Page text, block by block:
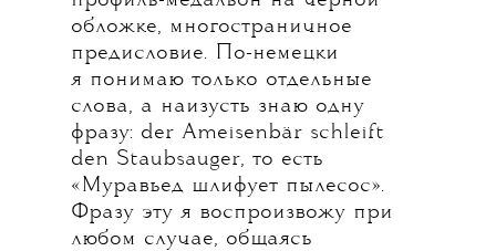
обложке, многостраничное
предисловие. По-немецки
я понимаю только отдельные
слова, а наизусть знаю одну
фразу: der Ameisenbär schleift
den Staubsauger, то есть
«Муравьед шлифует пылесос».
Фразу эту я воспроизвожу при
любом случае, общаясь